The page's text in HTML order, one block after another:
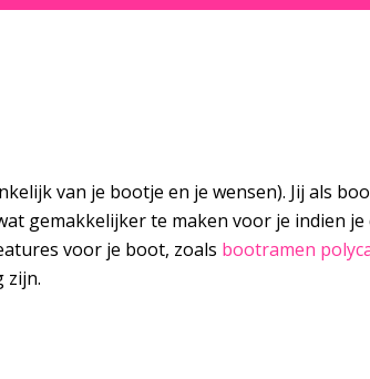
van je bootje en je wensen). Jij als
gemakkelijker te maken voor je indien
voor je boot, zoals bootramen
zijn.